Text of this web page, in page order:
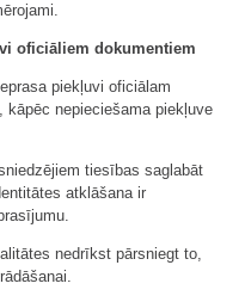
oficiāliem dokumentiem
piekļuvi oficiālam
kāpēc nepieciešama piekļuve
tiesības saglabāt
atklāšana ir
nedrīkst pārsniegt to,